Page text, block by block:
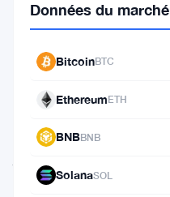
Europe.
L’entreprise
Données du marché
BitcoinBTC
EthereumETH
BNBBNB
SolanaSOL